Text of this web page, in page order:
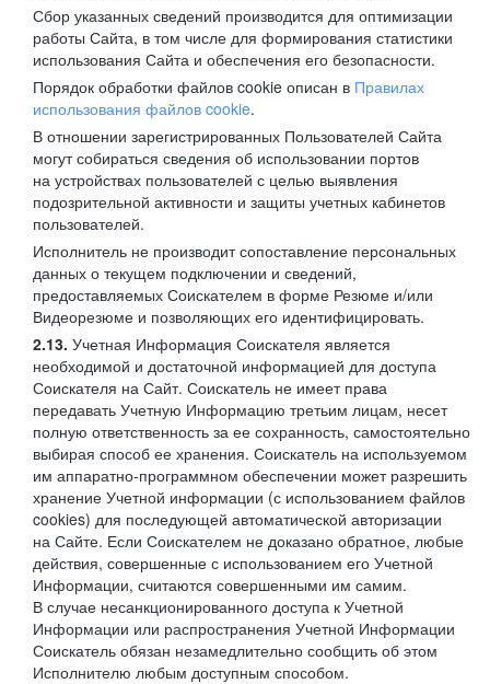
Сбор указанных сведений производится для оптимизации
работы Сайта, в том числе для формирования статистики
использования Сайта и обеспечения его безопасности.
Порядок обработки файлов cookie описан в Правилах
использования файлов cookie.
В отношении зарегистрированных Пользователей Сайта
могут собираться сведения об использовании портов
на устройствах пользователей с целью выявления
подозрительной активности и защиты учетных кабинетов
пользователей.
Исполнитель не производит сопоставление персональных
данных о текущем подключении и сведений,
предоставляемых Соискателем в форме Резюме и/или
Видеорезюме и позволяющих его идентифицировать.
2.13. Учетная Информация Соискателя является
необходимой и достаточной информацией для доступа
Соискателя на Сайт. Соискатель не имеет права
передавать Учетную Информацию третьим лицам, несет
полную ответственность за ее сохранность, самостоятельно
выбирая способ ее хранения. Соискатель на используемом
им аппаратно-программном обеспечении может разрешить
хранение Учетной информации (с использованием файлов
cookies) для последующей автоматической авторизации
на Сайте. Если Соискателем не доказано обратное, любые
действия, совершенные с использованием его Учетной
Информации, считаются совершенными им самим.
В случае несанкционированного доступа к Учетной
Информации или распространения Учетной Информации
Соискатель обязан незамедлительно сообщить об этом
Исполнителю любым доступным способом.